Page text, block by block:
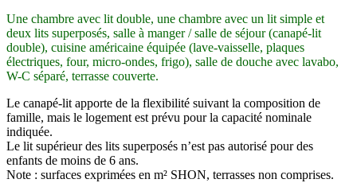
Une chambre avec lit double, une chambre avec un lit simple et
deux lits superposés, salle à manger / salle de séjour (canapé-lit
double), cuisine américaine équipée (lave-vaisselle, plaques
électriques, four, micro-ondes, frigo), salle de douche avec lavabo,
W-C séparé, terrasse couverte.
Le canapé-lit apporte de la flexibilité suivant la composition de
famille, mais le logement est prévu pour la capacité nominale
indiquée.
Le lit supérieur des lits superposés n’est pas autorisé pour des
enfants de moins de 6 ans.
Note : surfaces exprimées en m² SHON, terrasses non comprises.